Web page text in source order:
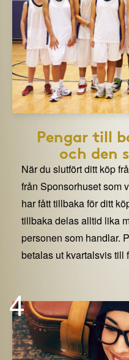
Pengar till
och den
När du slutfört ditt köp
från Sponsorhuset som
har fått tillbaka för ditt
tillbaka delas alltid lika
personen som handlar.
betalas ut kvartalsvis till
4